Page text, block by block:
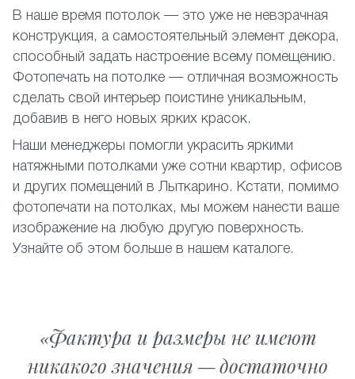
В наше время потолок — это уже не невзрачная
конструкция, а самостоятельный элемент декора,
способный задать настроение всему помещению.
Фотопечать на потолке — отличная возможность
сделать свой интерьер поистине уникальным,
добавив в него новых ярких красок.
Наши менеджеры помогли украсить яркими
натяжными потолками уже сотни квартир, офисов
и других помещений в Лыткарино. Кстати, помимо
фотопечати на потолках, мы можем нанести ваше
изображение на любую другую поверхность.
Узнайте об этом больше в нашем каталоге.
Фактура и размеры не имеют
никакого значения — достаточно